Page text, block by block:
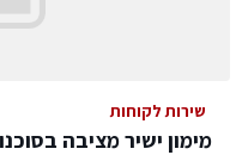
שירות לקוחות
מימון ישיר מציבה